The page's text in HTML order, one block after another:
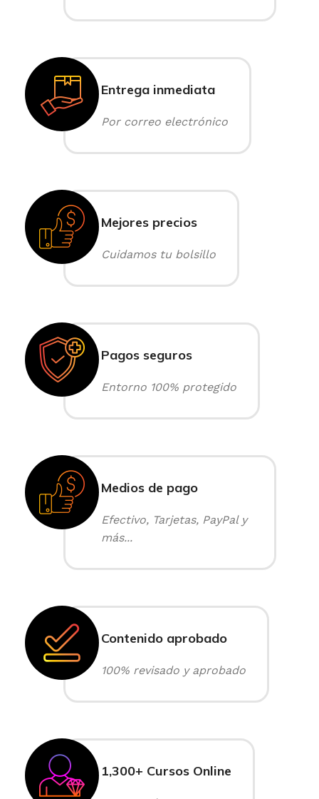
Entrega inmediata
Por correo electrónico
Mejores precios
Cuidamos tu bolsillo
Pagos seguros
Entorno 100% protegido
Medios de pago
Efectivo, Tarjetas, PayPal y
más...
Contenido aprobado
100% revisado y aprobado
1,300+ Cursos Online